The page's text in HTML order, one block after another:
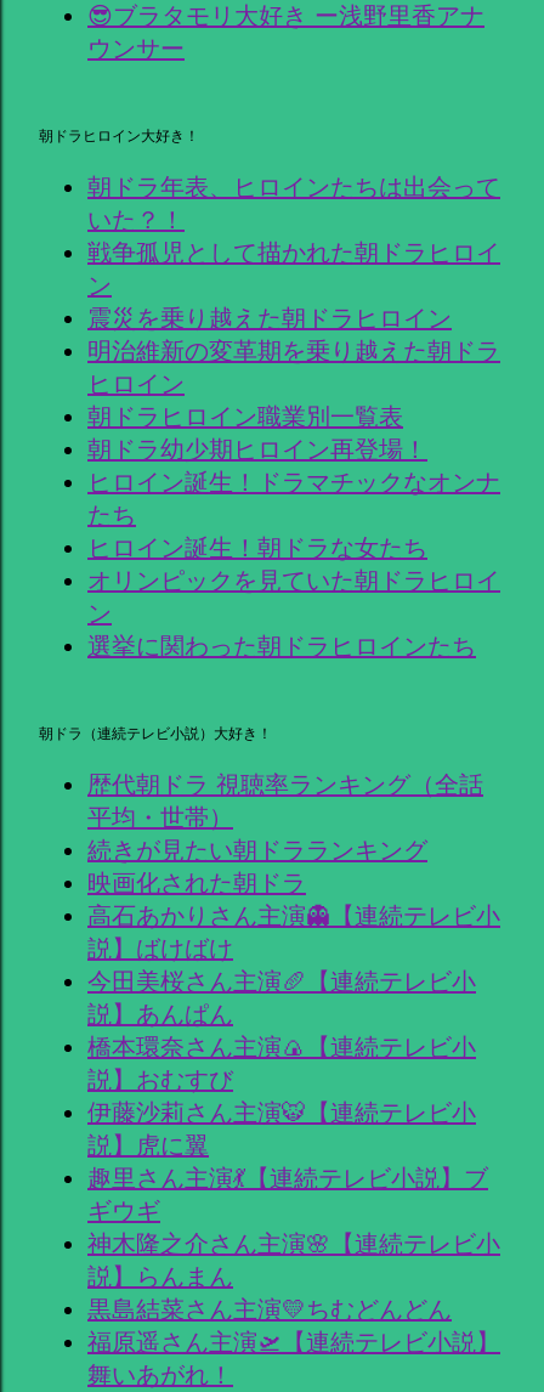
😎ブラタモリ大好き ー浅野里香アナ
ウンサー
朝ドラヒロイン大好き！
朝ドラ年表、ヒロインたちは出会って
いた？！
戦争孤児として描かれた朝ドラヒロイ
ン
震災を乗り越えた朝ドラヒロイン
明治維新の変革期を乗り越えた朝ドラ
ヒロイン
朝ドラヒロイン職業別一覧表
朝ドラ幼少期ヒロイン再登場！
ヒロイン誕生！ドラマチックなオンナ
たち
ヒロイン誕生！朝ドラな女たち
オリンピックを見ていた朝ドラヒロイ
ン
選挙に関わった朝ドラヒロインたち
朝ドラ（連続テレビ小説）大好き！
歴代朝ドラ 視聴率ランキング（全話
平均・世帯）
続きが見たい朝ドラランキング
映画化された朝ドラ
高石あかりさん主演👻【連続テレビ小
説】ばけばけ
今田美桜さん主演🥖【連続テレビ小
説】あんぱん
橋本環奈さん主演🍙【連続テレビ小
説】おむすび
伊藤沙莉さん主演🐯【連続テレビ小
説】虎に翼
趣里さん主演💃【連続テレビ小説】ブ
ギウギ
神木隆之介さん主演🌸【連続テレビ小
説】らんまん
黒島結菜さん主演💛ちむどんどん
福原遥さん主演🛫【連続テレビ小説】
舞いあがれ！